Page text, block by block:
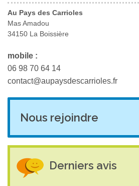
Au Pays des Carrioles
Mas Amadou
34150 La Boissière
mobile :
06 98 70 64 14
contact@aupaysdescarrioles.fr
Nous rejoindre
Derniers avis